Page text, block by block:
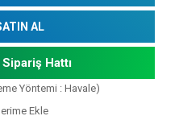
AL
Hattı
Yöntemi : Havale)